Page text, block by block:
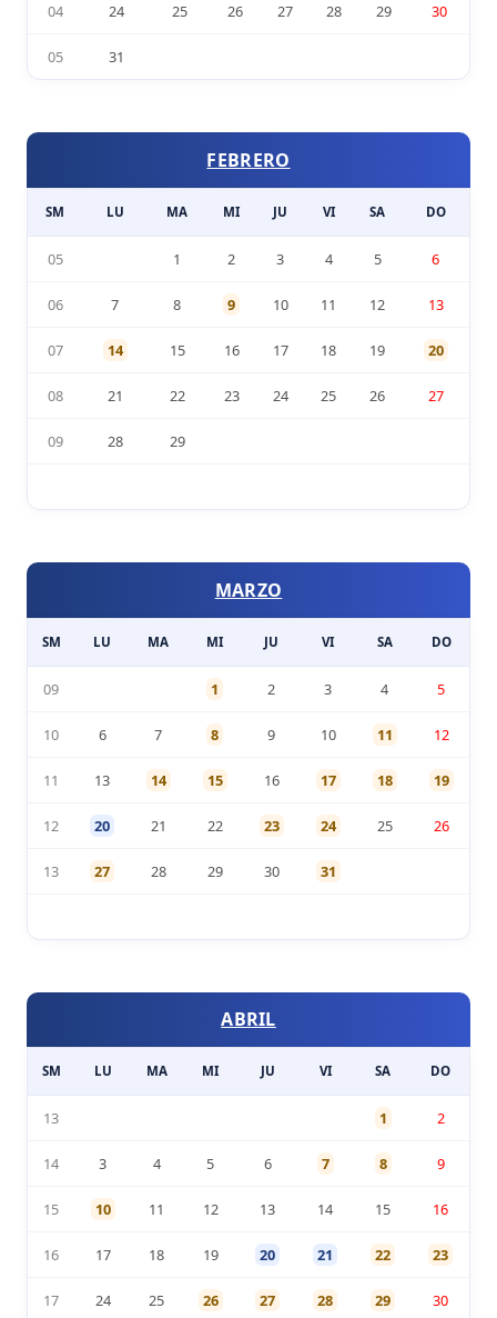
04 24 25 26 27 28 29 30
05 31
FEBRERO
SM LU MA MI JU VI SA DO
05 1 2 3 4 5 6
06 7 8 9 10 11 12 13
07 14 15 16 17 18 19 20
08 21 22 23 24 25 26 27
09 28 29
MARZO
SM LU MA MI JU VI SA DO
09 1 2 3 4 5
10 6 7 8 9 10 11 12
11 13 14 15 16 17 18 19
12 20 21 22 23 24 25 26
13 27 28 29 30 31
ABRIL
SM LU MA MI JU VI SA DO
13 1 2
14 3 4 5 6 7 8 9
15 10 11 12 13 14 15 16
16 17 18 19 20 21 22 23
17 24 25 26 27 28 29 30